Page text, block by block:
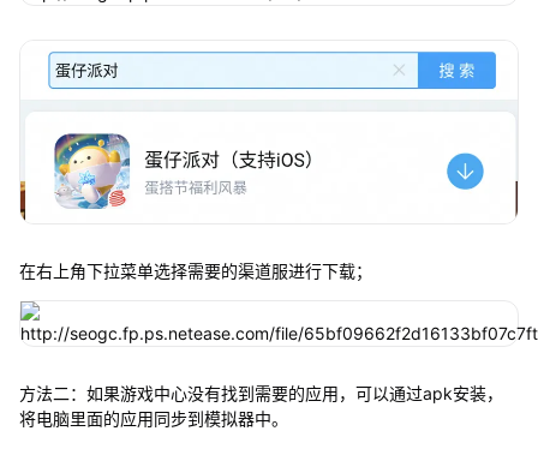
在右上角下拉菜单选择需要的渠道服进行下载；
方法二：如果游戏中心没有找到需要的应用，可以通过apk安装，
将电脑里面的应用同步到模拟器中。